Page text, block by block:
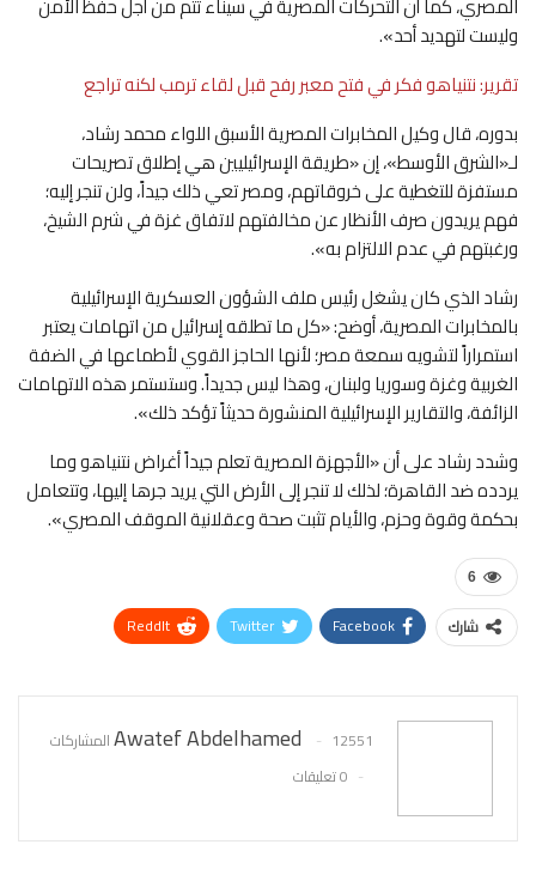
وليست لتهديد أحد».
تقرير: نتنياهو فكر في فتح معبر رفح قبل لقاء ترمب لكنه تراجع
بدوره، قال وكيل المخابرات المصرية الأسبق اللواء محمد رشاد،
لـ«الشرق الأوسط»، إن «طريقة الإسرائيليين هي إطلاق تصريحات
مستفزة للتغطية على خروقاتهم، ومصر تعي ذلك جيداً، ولن تنجر إليه؛
فهم يريدون صرف الأنظار عن مخالفتهم لاتفاق غزة في شرم الشيخ،
ورغبتهم في عدم الالتزام به».
رشاد الذي كان يشغل رئيس ملف الشؤون العسكرية الإسرائيلية
بالمخابرات المصرية، أوضح: «كل ما تطلقه إسرائيل من اتهامات يعتبر
استمراراً لتشويه سمعة مصر؛ لأنها الحاجز القوي لأطماعها في الضفة
الغربية وغزة وسوريا ولبنان، وهذا ليس جديداً. وستستمر هذه الاتهامات
الزائفة، والتقارير الإسرائيلية المنشورة حديثاً تؤكد ذلك».
وشدد رشاد على أن «الأجهزة المصرية تعلم جيداً أغراض نتنياهو وما
يردده ضد القاهرة؛ لذلك لا تنجر إلى الأرض التي يريد جرها إليها، وتتعامل
بحكمة وقوة وحزم، والأيام تثبت صحة وعقلانية الموقف المصري».
6
شارك Facebook
Twitter
ReddIt
Awatef Abdelhamed
12551 المشاركات
0 تعليقات